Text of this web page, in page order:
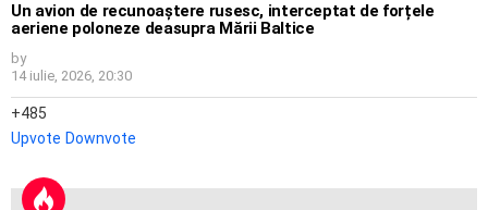
Un avion de recunoaștere rusesc, interceptat de forțele
aeriene poloneze deasupra Mării Baltice
by
14 iulie, 2026, 20:30
485
Upvote Downvote